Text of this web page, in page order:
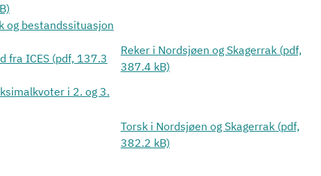
og bestandssituasjon
fra ICES (pdf, 137.3
i 2. og 3.
Reker i Nordsjøen og Skagerrak (pdf,
387.4 kB)
Torsk i Nordsjøen og Skagerrak (pdf,
382.2 kB)